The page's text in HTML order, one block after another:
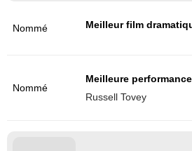
Nommé Meilleur film
Nommé
Meilleure
Russell Tovey